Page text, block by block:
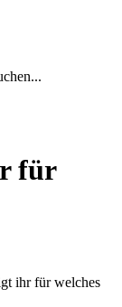
für
ihr für welches